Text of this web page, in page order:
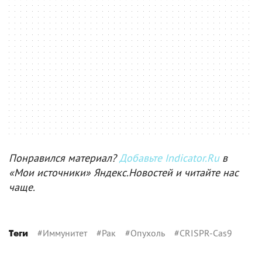
Понравился материал?Добавьте Indicator.Ruв
«Мои источники» Яндекс.Новостей и читайте нас
чаще.
Теги #Иммунитет#Рак #Опухоль #CRISPR-Cas9